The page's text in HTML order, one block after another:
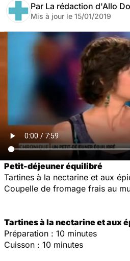
Par La rédaction d'Allo
Mis à jour le 15/01/2019
Petit-déjeuner équilibré
Tartines à la nectarine et aux
Coupelle de fromage frais au
Tartines à la nectarine et aux
Préparation : 10 minutes
Cuisson : 10 minutes